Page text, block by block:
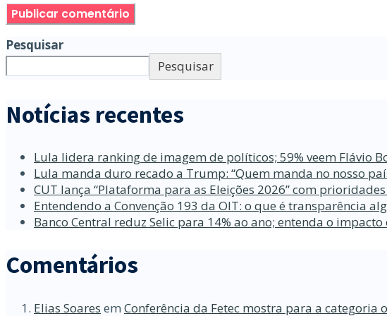
Pesquisar
Pesquisar
Notícias recentes
Lula lidera ranking de imagem de políticos; 59% veem Flávio
Lula manda duro recado a Trump: “Quem manda no nosso
CUT lança “Plataforma para as Eleições 2026” com
Entendendo a Convenção 193 da OIT: o que é transparência
Banco Central reduz Selic para 14% ao ano; entenda o impacto
Comentários
Elias Soares em Conferência da Fetec mostra para a categoria